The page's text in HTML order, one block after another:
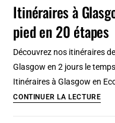
aux
USA
&
Itinéraires à
pied en 20 étapes
Découvrez nos itinéraires
Glasgow en 2 jours le
Itinéraires à Glasgow en
CONTINUER LA LECTURE